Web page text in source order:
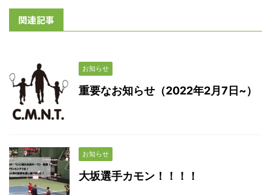
関連記事
お知らせ
重要なお知らせ（2022年2月7日~）
お知らせ
大坂選手カモン！！！！